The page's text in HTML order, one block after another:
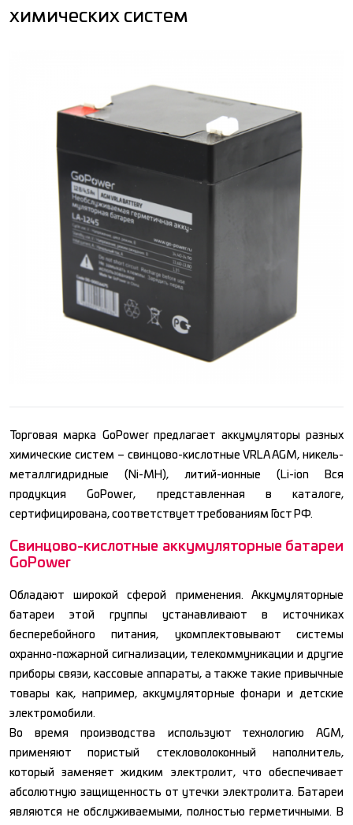
химических систем
Торговая марка GoPower предлагает аккумуляторы разных
химические систем – свинцово-кислотные VRLA AGM, никель-
металлгидридные (Ni-MH), литий-ионные (Li-ion Вся
продукция GoPower, представленная в каталоге,
сертифицирована, соответствует требованиям Гост РФ.
Свинцово-кислотные аккумуляторные батареи
GoPower
Обладают широкой сферой применения. Аккумуляторные
батареи этой группы устанавливают в источниках
бесперебойного питания, укомплектовывают системы
охранно-пожарной сигнализации, телекоммуникации и другие
приборы связи, кассовые аппараты, а также такие привычные
товары как, например, аккумуляторные фонари и детские
электромобили.
Во время производства используют технологию AGM,
применяют пористый стекловолоконный наполнитель,
который заменяет жидким электролит, что обеспечивает
абсолютную защищенность от утечки электролита. Батареи
являются не обслуживаемыми, полностью герметичными. В